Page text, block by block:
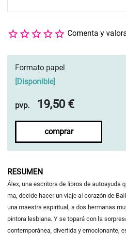
Comenta y
Formato papel
[Disponible]
pvp. 19,50 €
comprar
RESUMEN
Álex, una escritora de libros de autoayuda
ma, decide hacer un viaje al corazón de
una maestra espiritual, a dos hermanas
pintora lesbiana. Y se topará con la
con­temporánea, divertida y emocionante,